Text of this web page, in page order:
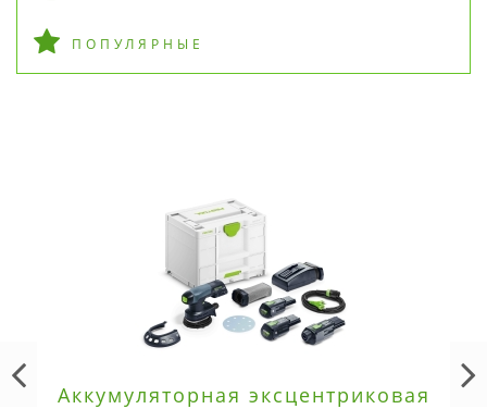
ПОПУЛЯРНЫЕ
Аккумуляторная эксцентриковая